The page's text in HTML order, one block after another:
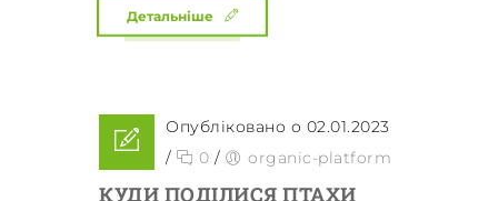
Детальніше
Опубліковано о 02.01.2023
/
0 / organic-platform
КУДИ ПОДІЛИСЯ ПТАХИ